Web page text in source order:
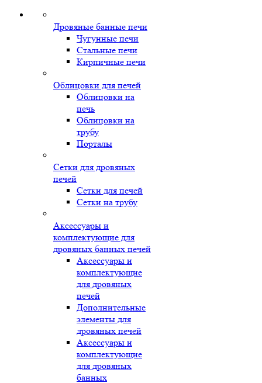
Дровяные банные печи
Чугунные печи
Стальные печи
Кирпичные печи
Облицовки для печей
Облицовки на
печь
Облицовки на
трубу
Порталы
Сетки для дровяных
печей
Сетки для печей
Сетки на трубу
Аксессуары и
комплектующие для
дровяных банных печей
Аксессуары и
комплектующие
для дровяных
печей
Дополнительные
элементы для
дровяных печей
Аксессуары и
комплектующие
для дровяных
банных